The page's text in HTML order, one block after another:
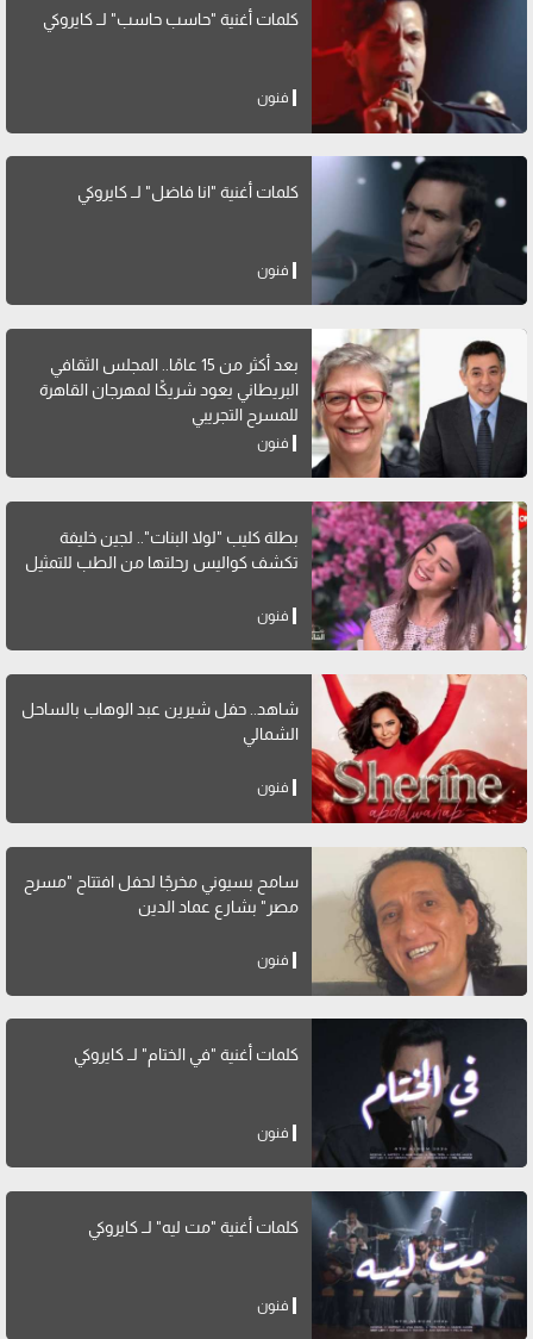
كلمات أغنية "حاسب حاسب" لــ كايروكي
فنون
كلمات أغنية "انا فاضل" لــ كايروكي
فنون
بعد أكثر من 15 عامًا.. المجلس الثقافي
البريطاني يعود شريكًا لمهرجان القاهرة
للمسرح التجريبي
فنون
بطلة كليب "لولا البنات".. لجين خليفة
تكشف كواليس رحلتها من الطب للتمثيل
فنون
شاهد.. حفل شيرين عبد الوهاب بالساحل
الشمالي
فنون
سامح بسيوني مخرجًا لحفل افتتاح "مسرح
مصر" بشارع عماد الدين
فنون
كلمات أغنية "في الختام" لــ كايروكي
فنون
كلمات أغنية "مت ليه" لــ كايروكي
فنون